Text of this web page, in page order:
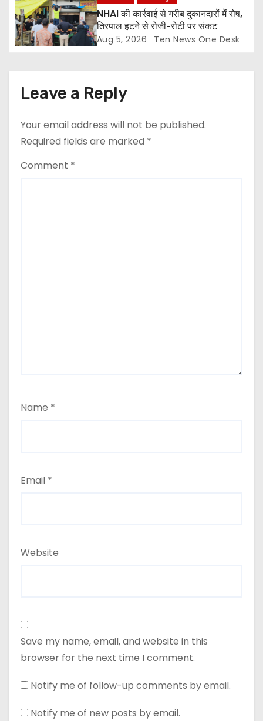
NHAI की कार्रवाई से गरीब दुकानदारों में रोष,
तिरपाल हटने से रोजी-रोटी पर संकट
Aug 5, 2026 Ten News One Desk
Leave a Reply
Your email address will not be published.
Required fields are marked *
Comment *
Name *
Email *
Website
Save my name, email, and website in this
browser for the next time I comment.
Notify me of follow-up comments by email.
Notify me of new posts by email.